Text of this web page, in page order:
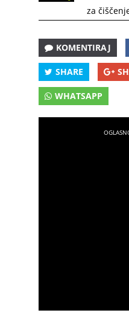
za
KOMENTIRAJ
SHARE
WHATSAPP